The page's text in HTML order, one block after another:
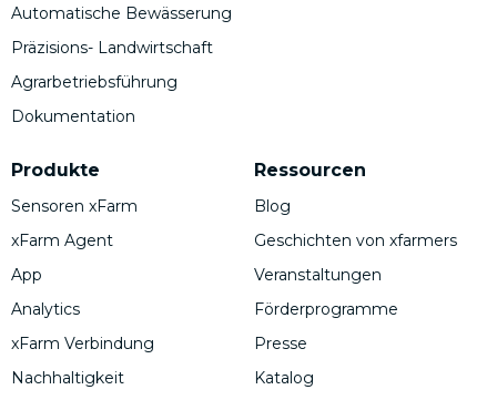
Automatische Bewässerung
Präzisions- Landwirtschaft
Agrarbetriebsführung
Dokumentation
Produkte
Sensoren xFarm
xFarm Agent
App
Analytics
xFarm Verbindung
Nachhaltigkeit
Ressourcen
Blog
Geschichten von xfarmers
Veranstaltungen
Förderprogramme
Presse
Katalog